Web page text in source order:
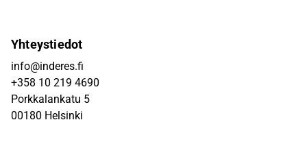
Yhteystiedot
info@inderes.fi
+358 10 219 4690
Porkkalankatu 5
00180 Helsinki